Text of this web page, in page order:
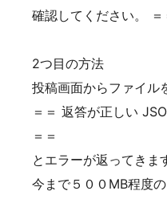
確認してください。 ＝
2つ目の方法
投稿画面からファイル
＝＝ 返答が正しい
＝＝
とエラーが返ってきま
今まで５００MB程度